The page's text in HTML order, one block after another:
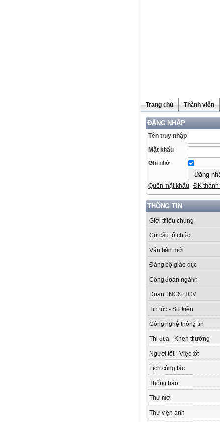
Trang chủ Thành viên
ĐĂNG NHẬP
Tên truy nhập
Mật khẩu
Ghi nhớ
Quên mật khẩu ĐK thành
THÔNG TIN
Giới thiệu chung
Cơ cấu tổ chức
Văn bản mới
Đảng bộ giáo dục
Công đoàn ngành
Đoàn TNCS HCM
Tin tức - Sự kiện
Công nghệ thông tin
Thi đua - Khen thưởng
Người tốt - Việc tốt
Lịch công tác
Thông báo
Thư mời
Thư viện ảnh